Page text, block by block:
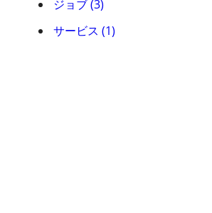
ジョブ (3)
サービス (1)